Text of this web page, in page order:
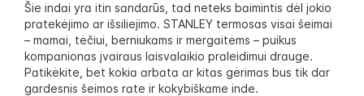
Šie indai yra itin sandarūs, tad neteks baimintis dėl jokio
pratekėjimo ar išsiliejimo. STANLEY termosas visai šeimai
– mamai, tėčiui, berniukams ir mergaitėms – puikus
kompanionas įvairaus laisvalaikio praleidimui drauge.
Patikėkite, bet kokia arbata ar kitas gėrimas bus tik dar
gardesnis šeimos rate ir kokybiškame inde.